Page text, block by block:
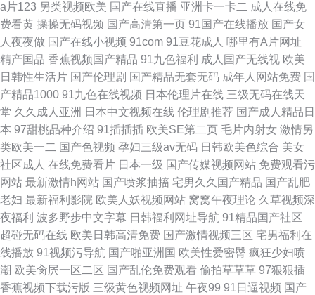
a片123 另类视频欧美 国产在线直播 亚洲卡一卡二 成人在线免
费看黄 操操无码视频 国产高清第一页 91国产在线播放 国产女
人夜夜做 国产在线小视频 91com 91豆花成人 哪里有A片网址
精产国品 香蕉视频国产精品 91九色福利 成人国产无线视 欧美
日韩性生活片 国产伦理剧 国产精品无套无码 成年人网站免费 国
产精品1000 91九色在线视频 日本伦理片在线 三级无码在线天
堂 久久成人亚洲 日本中文视频在线 伦理剧推荐 国产成人精品日
本 97甜桃品种介绍 91插插插 欧美SE第二页 毛片内射女 激情另
类欧美一二 国产色视频 孕妇三级av无码 日韩欧美色综合 美女
社区成人 在线免费看片 日本一级 国产传媒视频网站 免费观看污
网站 最新激情h网站 国产喷浆抽搐 宅男久久国产精品 国产乱肥
老妇 最新福利影院 欧美人妖视频网站 窝窝午夜理论 久草视频深
夜福利 波多野步中文字幕 日韩福利网址导航 91精品国产社区
超碰无码在线 欧美日韩高清免费 国产激情视频三区 宅男福利在
线播放 91视频污导航 国产啪亚洲国 欧美性爱密臀 疯狂少妇喷
潮 欧美肏屄一区二区 国产乱伦免费观看 偷拍草草草 97狠狠插
香蕉视频下载污版 三级黄色视频网址 午夜99 91日逼视频 国产